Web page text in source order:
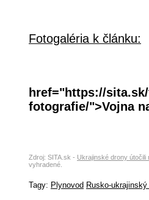
Fotogaléria k článku:
href="https://
fotografie/">Vojna
Zdroj: SITA.sk - Ukrajinské drony útočili
vyhradené.
Tagy: Plynovod Rusko-